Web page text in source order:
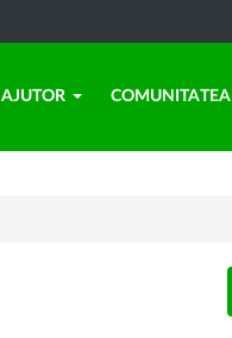
AJUTOR COMUNITATEA